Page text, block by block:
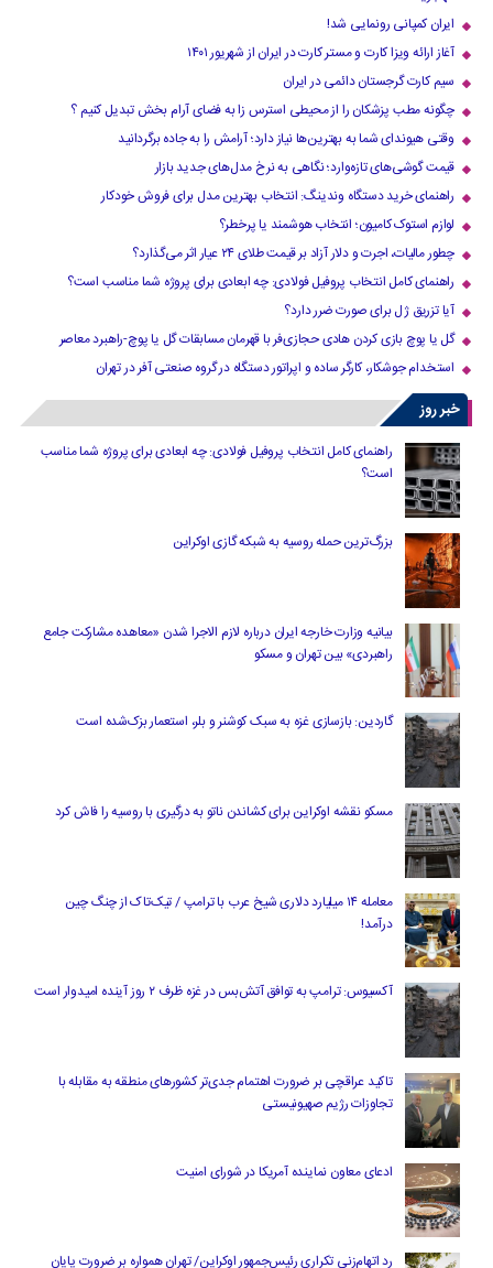
ایران کمپانی رونمایی شد!
آغاز ارائه ویزا کارت و مستر کارت در ایران از شهریور ۱۴۰۱
سیم کارت گرجستان دائمی در ایران
چگونه مطب پزشکان را از محیطی استرس زا به فضای آرام بخش تبدیل کنیم ؟
وقتی هیوندای شما به بهترین‌ها نیاز دارد؛ آرامش را به جاده برگردانید
قیمت گوشی‌های تازه‌وارد؛ نگاهی به نرخ مدل‌های جدید بازار
راهنمای خرید دستگاه وندینگ: انتخاب بهترین مدل برای فروش خودکار
لوازم استوک کامیون؛ انتخاب هوشمند یا پرخطر؟
چطور مالیات، اجرت و دلار آزاد بر قیمت طلای ۲۴ عیار اثر می‌گذارد؟
راهنمای کامل انتخاب پروفیل فولادی: چه ابعادی برای پروژه شما مناسب است؟
آیا تزریق ژل برای صورت ضرر دارد​؟
گل یا پوچ بازی کردن هادی حجازی‌فر با قهرمان مسابقات گل یا پوچ-راهبرد معاصر
استخدام جوشکار، کارگر ساده و اپراتور دستگاه در گروه صنعتی آفر در تهران
خبر روز
راهنمای کامل انتخاب پروفیل فولادی: چه ابعادی برای پروژه شما مناسب
است؟
بزرگ‌ترین حمله روسیه به شبکه گازی اوکراین
بیانیه وزارت خارجه ایران درباره لازم‌ الاجرا شدن «معاهده مشارکت جامع
راهبردی» بین تهران و مسکو
گاردین: بازسازی غزه به سبک کوشنر و بلر، استعمار بزک‌شده است
مسکو نقشه اوکراین برای کشاندن ناتو به درگیری با روسیه را فاش کرد
معامله ۱۴ میلیارد دلاری شیخ عرب با ترامپ / تیک‌تاک از چنگ چین
درآمد!
آکسیوس: ترامپ به توافق آتش‌بس در غزه ظرف ۲ روز آینده امیدوار است
تاکید عراقچی بر ضرورت اهتمام جدی‌تر کشورهای منطقه به مقابله با
تجاوزات رژیم صهیونیستی
ادعای معاون نماینده آمریکا در شورای امنیت
رد اتهام‌زنی تکراری رئیس‌جمهور اوکراین/ تهران همواره بر ضرورت پایان